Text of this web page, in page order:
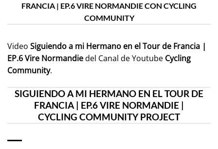
FRANCIA | EP.6 VIRE NORMANDIE CON CYCLING
COMMUNITY
Video Siguiendo a mi Hermano en el Tour de Francia |
EP.6 Vire Normandiedel Canal de Youtube Cycling
Community.
SIGUIENDO A MI HERMANO EN EL TOUR DE
FRANCIA | EP.6 VIRE NORMANDIE |
CYCLING COMMUNITY PROJECT